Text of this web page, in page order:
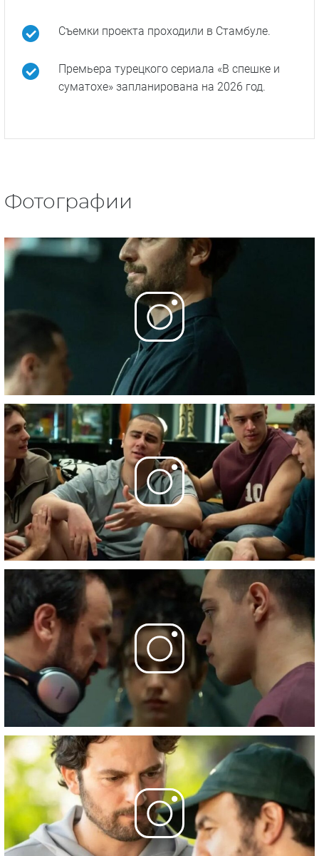
Съемки проекта проходили в Стамбуле.
Премьера турецкого сериала «В спешке и
суматохе» запланирована на 2026 год.
Фотографии